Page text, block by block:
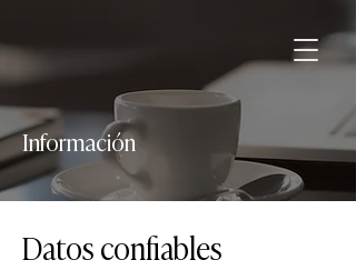
Información
Datos confiables